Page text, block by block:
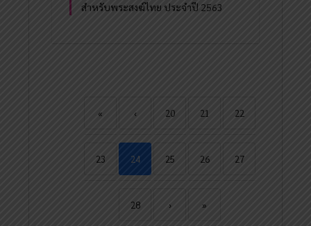
สำหรับพระสงฆ์ไทย ประจำปี 2563
« ‹ 20 21 22
23 24 25 26 27
28 › »